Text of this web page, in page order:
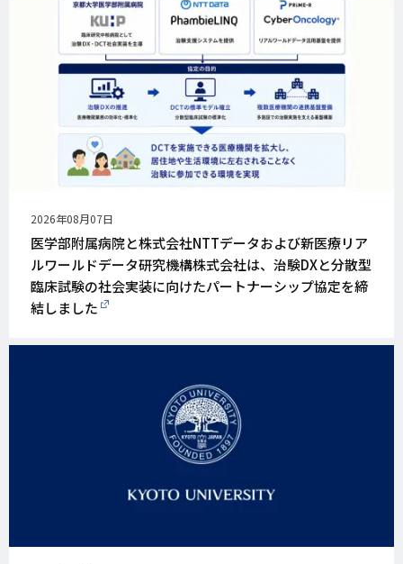
公
開
日
2026年08月07日
医学部附属病院と株式会社NTTデータおよび新医療リア
ルワールドデータ研究機構株式会社は、治験DXと分散型
臨床試験の社会実装に向けたパートナーシップ協定を締
結しました